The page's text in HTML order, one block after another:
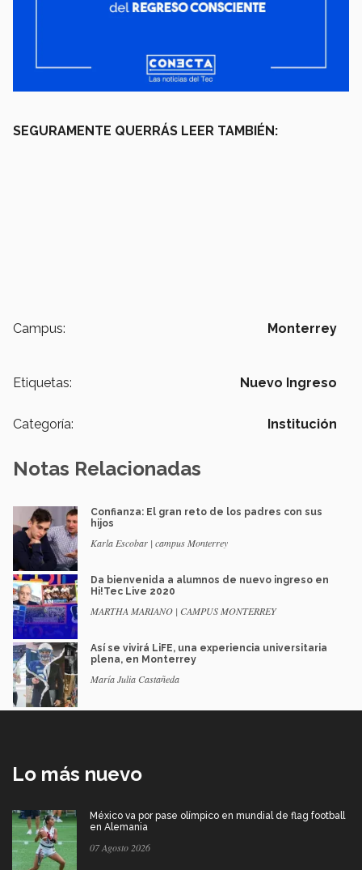
SEGURAMENTE QUERRÁS LEER TAMBIÉN:
Campus: Monterrey
Etiquetas: Nuevo Ingreso
Categoría: Institución
Notas Relacionadas
Confianza: El gran reto de los padres con sus
hijos
Karla Escobar | campus Monterrey
Da bienvenida a alumnos de nuevo ingreso en
Hi!Tec Live 2020
MARTHA MARIANO | CAMPUS MONTERREY
Así se vivirá LiFE, una experiencia universitaria
plena, en Monterrey
María Julia Castañeda
Lo más nuevo
México va por pase olímpico en mundial de flag football
en Alemania
07 Agosto 2026